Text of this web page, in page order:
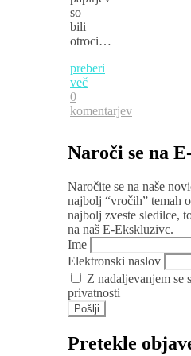
so
bili
otroci…
preberi
več
0
komentarjev
Naroči se na
Naročite se na naše
najbolj “vročih” temah
najbolj zveste sledilce,
na naš E-Ekskluzivc.
Ime
Elektronski naslov
Z nadaljevanjem se
privatnosti
Pretekle